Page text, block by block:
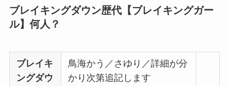
ブレイキングダウン歴代【ブレイキングガー
ル】何人？
ブレイキ
ングダウ
鳥海かう／さゆり／詳細が分
かり次第追記します